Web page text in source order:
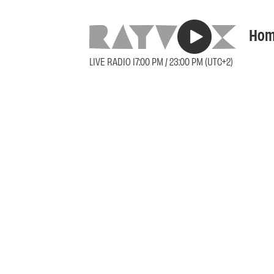
LIVE RADIO 17:00 PM / 23:00 PM (UTC+2)